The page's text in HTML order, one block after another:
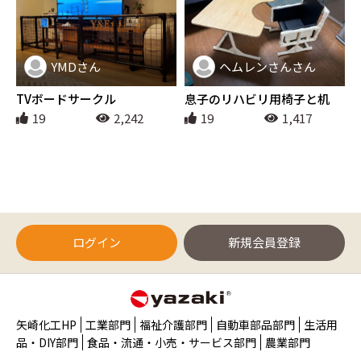
インテリア
YMDさん
TVボードサークル
19
2,242
インテリア
ヘムレンさんさん
息子のリハビリ用椅子と机
19
1,417
ログイン 新規会員登録
矢崎化工HP 工業部門 福祉介護部門 自動車部品部門 生活用
品・DIY部門 食品・流通・小売・サービス部門 農業部門